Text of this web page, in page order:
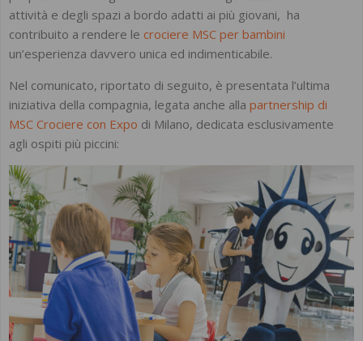
attività e degli spazi a bordo adatti ai più giovani, ha
contribuito a rendere le crociere MSC per bambini
un’esperienza davvero unica ed indimenticabile.
Nel comunicato, riportato di seguito, è presentata l’ultima
iniziativa della compagnia, legata anche alla partnership di
MSC Crociere con Expo di Milano, dedicata esclusivamente
agli ospiti più piccini: